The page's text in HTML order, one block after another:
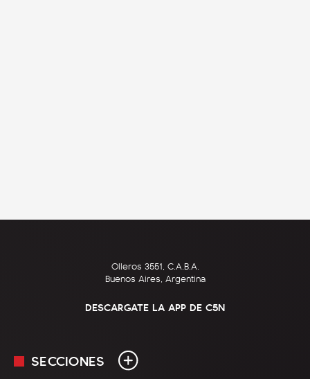
Olleros 3551, C.A.B.A.
Buenos Aires, Argentina
DESCARGATE LA APP DE C5N
SECCIONES